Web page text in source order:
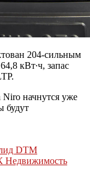
204-сильным
кВт∙ч, запас
Niro начнутся уже
будут
DTM
Недвижимость